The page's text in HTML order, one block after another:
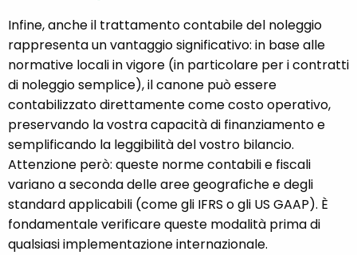
Infine, anche il trattamento contabile del noleggio
rappresenta un vantaggio significativo: in base alle
normative locali in vigore (in particolare per i contratti
di noleggio semplice), il canone può essere
contabilizzato direttamente come costo operativo,
preservando la vostra capacità di finanziamento e
semplificando la leggibilità del vostro bilancio.
Attenzione però: queste norme contabili e fiscali
variano a seconda delle aree geografiche e degli
standard applicabili (come gli IFRS o gli US GAAP). È
fondamentale verificare queste modalità prima di
qualsiasi implementazione internazionale.